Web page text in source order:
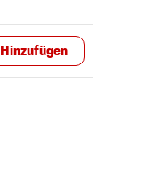
Hinzufügen